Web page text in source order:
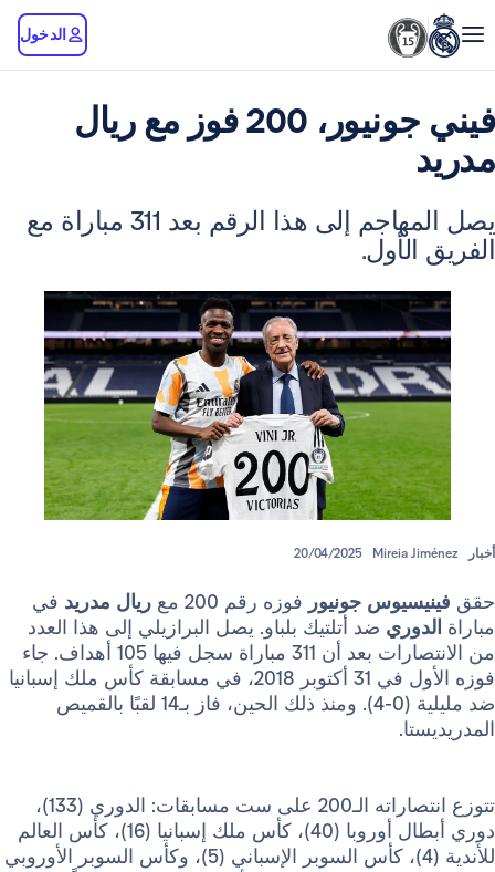
فيني جونيور، 200 فوز مع ريال
يصل المهاجم إلى هذا الرقم بعد 311 مباراة مع
20/04/2025 Mireia
جونيورفوزه رقم 200 مع ريال مدريد في
ضد أتلتيك بلباو. يصل البرازيلي إلى هذا العدد
من الانتصارات بعد أن 311 مباراة سجل فيها 105 أهداف. جاء
فوزه الأول في 31 أكتوبر 2018، في مسابقة كأس ملك إسبانيا
ضد مليلية (0-4). ومنذ ذلك الحين، فاز بـ14 لقبًا بالقميص
تتوزع انتصاراته الـ200 على ست مسابقات: الدوري (133)،
دوري أبطال أوروبا (40)، كأس ملك إسبانيا (16)، كأس العالم
للأندية (4)، كأس السوبر الإسباني (5)، وكأس السوبر الأوروبي